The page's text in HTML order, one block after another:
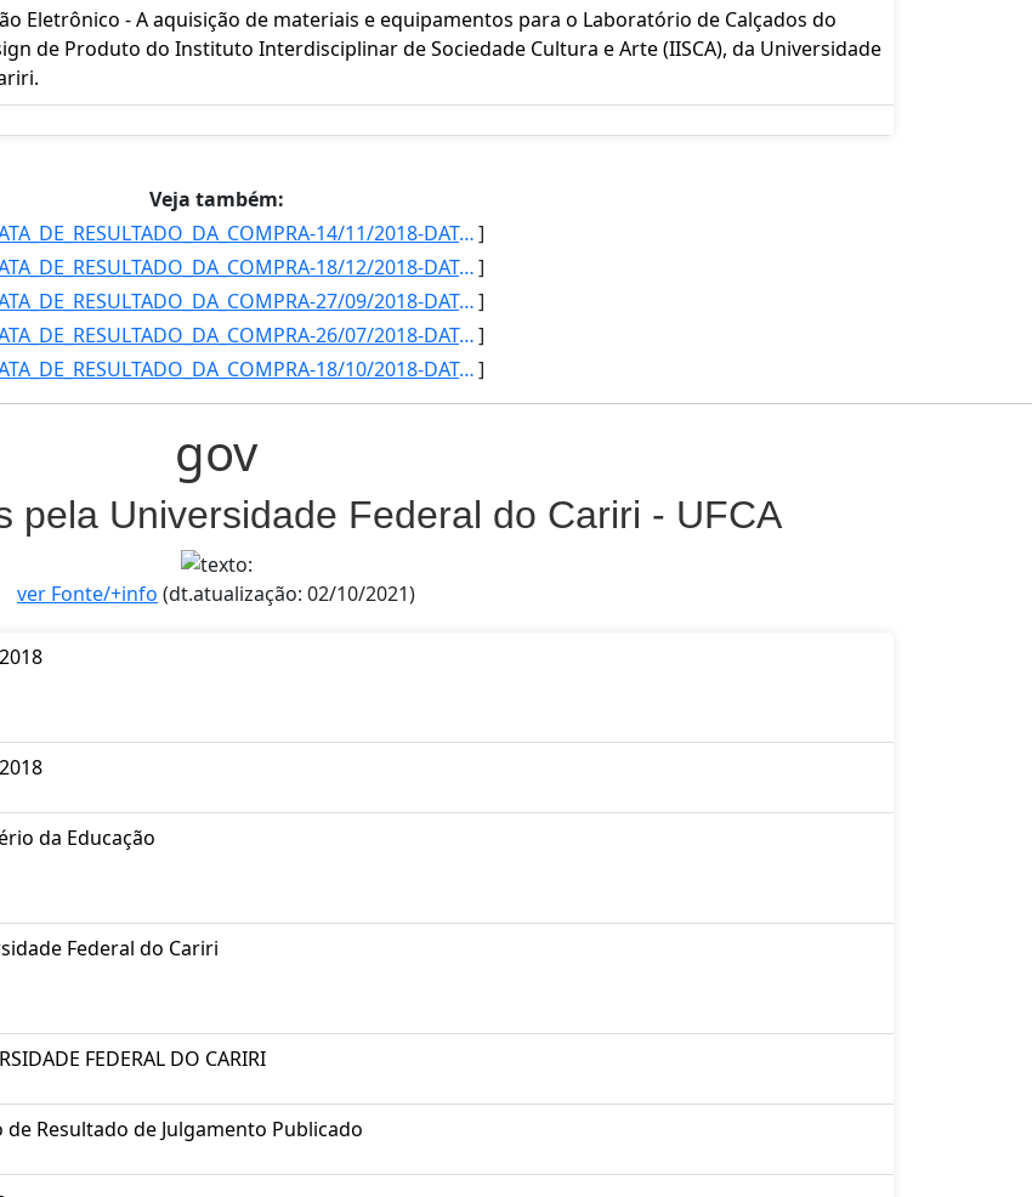
Eletrônico - A aquisição de materiais e equipamentos para o Laboratório de Calçados do
de Produto do Instituto Interdisciplinar de Sociedade Cultura e Arte (IISCA), da Universidade
Veja também:
3: ?DATA_DE_RESULTADO_DA_COMPRA-14/11/2018-DATA_DE_ABERTURA-26/10/2018-ORGAO_SUPERIOR_LICITANTE-Ministe]]
4: ?DATA_DE_RESULTADO_DA_COMPRA-18/12/2018-DATA_DE_ABERTURA-06/12/2018-ORGAO_SUPERIOR_LICITANTE-Ministe]]
5: ?DATA_DE_RESULTADO_DA_COMPRA-27/09/2018-DATA_DE_ABERTURA-17/09/2018-ORGAO_SUPERIOR_LICITANTE-Ministe]]
6: ?DATA_DE_RESULTADO_DA_COMPRA-26/07/2018-DATA_DE_ABERTURA-12/07/2018-ORGAO_SUPERIOR_LICITANTE-Ministe]]
7: ?DATA_DE_RESULTADO_DA_COMPRA-18/10/2018-DATA_DE_ABERTURA-28/09/2018-ORGAO_SUPERIOR_LICITANTE-Ministe]]
gov
pela Universidade Federal do Cariri - UFCA
ver Fonte/+info (dt.atualização: 02/10/2021)
da Educação
Federal do Cariri
FEDERAL DO CARIRI
de Resultado de Julgamento Publicado